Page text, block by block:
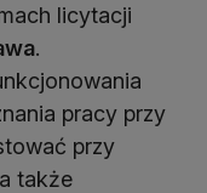
licytacji
.
pracy przy
przy
także